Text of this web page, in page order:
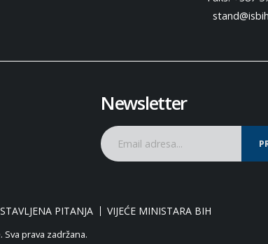
Newsletter
PITANJA VIJEĆE MINISTARA BIH
prava zadržana.